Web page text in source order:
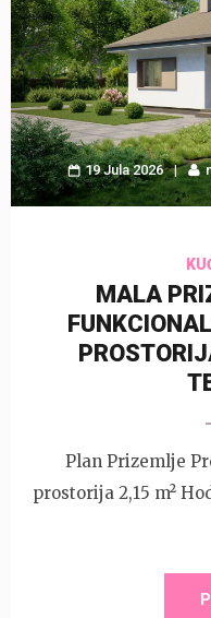
19 Jula 2026
MALA
Plan Prizemlje
prostorija 2,15 m²